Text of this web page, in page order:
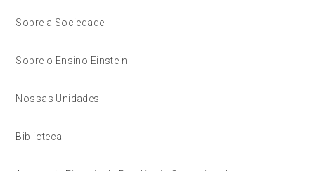
Sobre a Sociedade
Sobre o Ensino Einstein
Nossas Unidades
Biblioteca